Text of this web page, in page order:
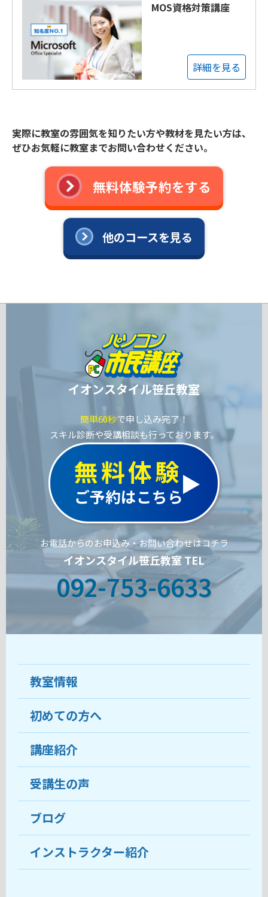
MOS資格対策講座
詳細を見る
実際に教室の雰囲気を知りたい方や教材を見たい方は、
ぜひお気軽に教室までお問い合わせください。
無料体験予約をする
他のコースを見る
イオンスタイル笹丘教室
簡単60秒で申し込み完了！
スキル診断や受講相談も行っております。
無料体験
ご予約はこちら
お電話からのお申込み・お問い合わせはコチラ
イオンスタイル笹丘教室 TEL
092-753-6633
教室情報
教室について
受講生の声
おすすめ・人気の講座
目的から講座を探す
教室ブログ
初めての方へ
ココがおすすめ
料金
受講までの流れ
よくあるご質問
講座紹介
受講生の声
ブログ
インストラクター紹介